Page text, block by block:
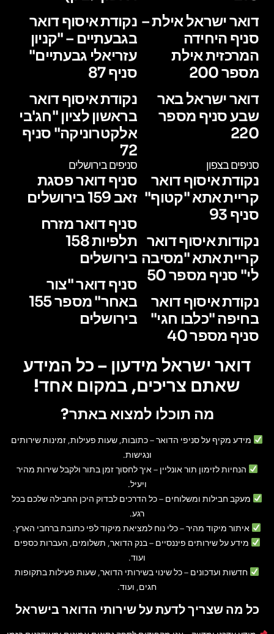
דואר ישראל אילת –
סניף היחידה
המרכזית אילת
מספר 200
דואר ישראל באר
שבע סניף מספר
220
נקודת איסוף דואר
בגבעתיים – "קניון
עזריאלי גבעתיים"
סניף 87
נקודת איסוף דואר
בראשון לציון "חג'בי
אלקטרוניקה" סניף
72
סניפים בצפון
נקודת איסוף דואר
קריית אתא "קטוף"
סניף 93
נקודות איסוף דואר
קריית אתא "מסיבה
לי" סניף מספר 50
נקודת איסוף דואר
בחיפה "כלבו חגי"
סניף מספר 40
סניפים בירושלים
סניף דואר פסגת
זאב 159 בירושלים
סניף דואר מזרח
תלפיות 158
בירושלים
סניף דואר "צור
באחר" מספר 155
בירושלים
דואר ישראל מידעון – כל המידע
שאתם צריכים, במקום אחד!
מה תוכלו למצוא באתר?
מידע מקיף על סניפי הדואר– כתובות, שעות פעילות, זמינות שירותים
ונגישות.
הנחיות לזימון תור אונליין – איך לחסוך זמן בתור ולקבל שירות מהיר
ויעיל.
מעקב חבילות ומשלוחים – כל הדרכים לבדוק היכן החבילה שלכם בכל
רגע.
איתור מיקוד מהיר– כלי נוח למציאת מיקוד לפי כתובת ברחבי הארץ.
מידע על שירותים פיננסיים – בנק הדואר, תשלומים, העברות כספים
ועוד.
חדשות ועדכונים – כל שינוי בשירותי הדואר, שעות פעילות בתקופות
חגים, ועוד.
כל מה שצריך לדעת על שירותי הדואר בישראל